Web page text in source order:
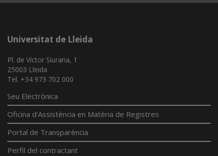
Universitat de Lleida
Pl. de Víctor Siurana, 1
25003 Lleida
Tel. +34 973 702 000
Seu Electrònica
Oficina d'Assistència en Matèria de Registres
Portal de Transparència
Perfil del contractant